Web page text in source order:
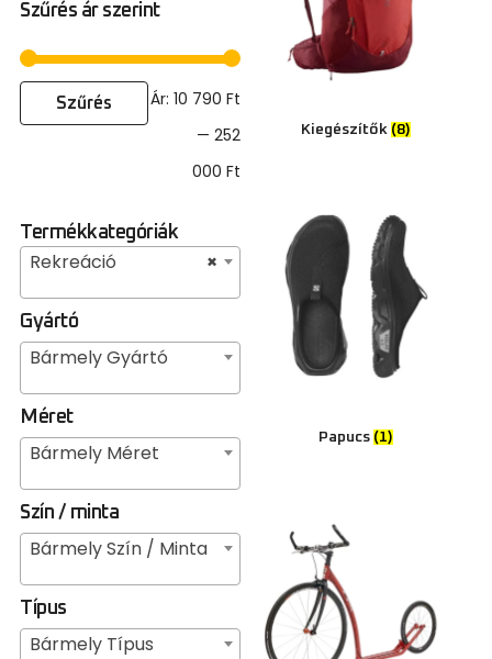
Szűrés ár szerint
Szűrés Ár: 10 790 Ft
— 252
000 Ft
Termékkategóriák
×
Rekreáció
Gyártó
Bármely Gyártó
Méret
Bármely Méret
Szín / minta
Bármely Szín / Minta
Típus
Bármely Típus
Kiegészítők (8)
Papucs (1)